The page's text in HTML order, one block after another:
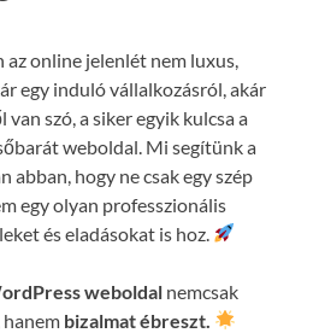
online jelenlét nem luxus,
egy induló vállalkozásról, akár
szó, a siker egyik kulcsa a
weboldal. Mi segítünk a
abban, hogy ne csak egy szép
egy olyan professzionális
és eladásokat is hoz.
weboldal nemcsak
bizalmat ébreszt.